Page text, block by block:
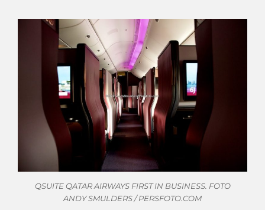
QSUITE QATAR AIRWAYS FIRST IN BUSINESS. FOTO
ANDY SMULDERS / PERSFOTO.COM